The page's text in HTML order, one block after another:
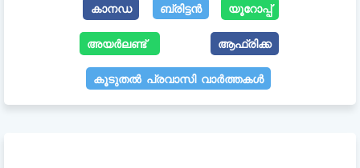
കാനഡ ബ്രിട്ടൻ യൂറോപ്പ്
അയർലണ്ട് ആഫ്രിക്ക
കൂടുതൽ പ്രവാസി വാർത്തകൾ